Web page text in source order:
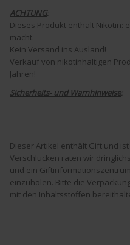
ACHTUNG:
Dieses Produkt enthält Nikotin:
macht.
Kein Versand ins Ausland!
Verkauf von nikotinhaltigen
Jahren!
Sicherheits- und Warnhinweise:
Dieser Artikel enthält Gift und
Verschlucken raten wir
und ein
einzuholen. Bitte die
mit den Inhaltsstoffen